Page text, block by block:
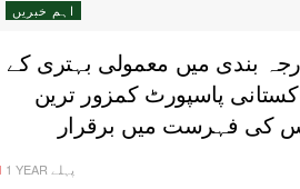
اہم خبریں
بندی میں معمولی بہتری کے
پاسپورٹ کمزور ترین
کی فہرست میں برقرار
1 YEAR پہلے